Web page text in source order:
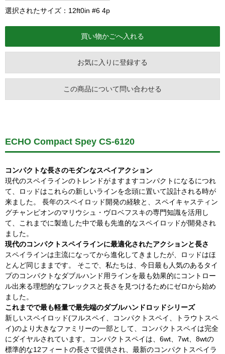
選択されたサイズ：12ft0in #6 4p
お気に入りに登録する
この商品について問い合わせる
ECHO Compact Spey CS-6120
コンパクトな長さのモダンなスペイアクション
現代のスペイラインのトレンドがますますコンパクトになるにつれ
て、ロッドはこれらの新しいラインを念頭に置いて設計される時が
来ました。 長年のスペイロッド開発の経験と、スペイキャスティン
グチャンピオンのマリウシュ・ヴロベフスキの専門知識を活用し
て、これまでに製造した中で最も先進的なスペイロッドが開発され
ました。
現代のコンパクトスペイラインに最適化されたアクションと長さ
スペイラインは主流になってから進化してきましたが、ロッドはほ
とんど同じままです。 そこで、私たちは、今日最も人気のあるタイ
プのコンパクトなダブルハンド用ラインを最も効果的にコントロー
ル出来る理想的なフレックスと長さを見つけるためにゼロから始め
ました。
これまでで最も軽量で最先端のダブルハンドロッドシリーズ
新しいスペイロッド(フルスペイ、コンパクトスペイ、トラウトスペ
イ)のより大きなファミリーの一部として、コンパクトスペイは完全
にダイヤルされています。コンパクトスペイは、6wt、7wt、8wtの
標準的な12フィートの長さで提供され、最新のコンパクトスペイラ